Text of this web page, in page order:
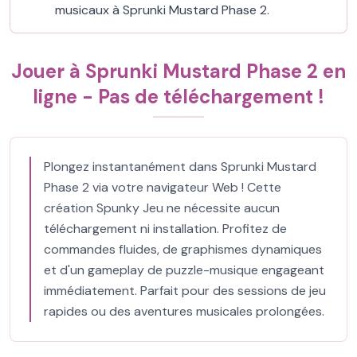
musicaux à Sprunki Mustard Phase 2.
Jouer à Sprunki Mustard Phase 2 en
ligne - Pas de téléchargement !
Plongez instantanément dans Sprunki Mustard
Phase 2 via votre navigateur Web ! Cette
création Spunky Jeu ne nécessite aucun
téléchargement ni installation. Profitez de
commandes fluides, de graphismes dynamiques
et d'un gameplay de puzzle-musique engageant
immédiatement. Parfait pour des sessions de jeu
rapides ou des aventures musicales prolongées.